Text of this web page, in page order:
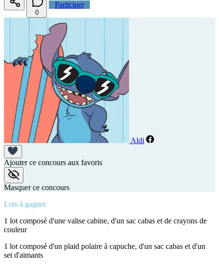
0
Participer
Aldi
Ajouter ce concours aux favoris
Masquer ce concours
Lots à gagner
1 lot composé d'une valise cabine, d'un sac cabas et de crayons de
couleur
1 lot composé d'un plaid polaire à capuche, d'un sac cabas et d'un
set d'aimants